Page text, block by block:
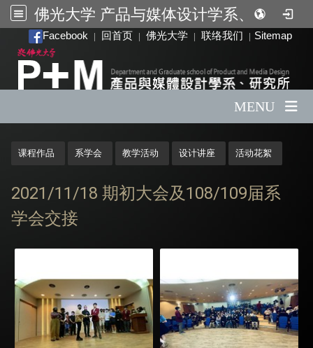
佛光大学 产品与媒体设计学系、研究所
Facebook 回首页 佛光大学 联络我们 Sitemap
MENU
课程作品 系学会 教学活动 设计讲座 活动花絮
2021/11/18 期初大会及108/109届系
学会交接